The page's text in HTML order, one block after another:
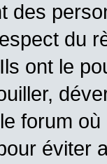
des
du
ont le
forum
éviter